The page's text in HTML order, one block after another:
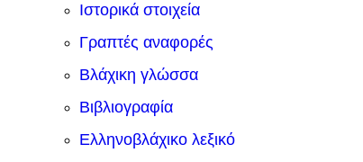
Ιστορικά στοιχεία
Γραπτές αναφορές
Βλάχικη γλώσσα
Βιβλιογραφία
Ελληνοβλάχικο λεξικό